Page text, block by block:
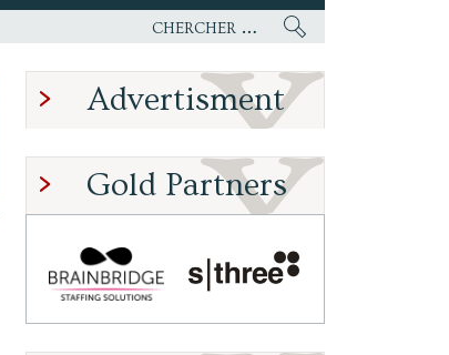
Advertisment
Gold Partners